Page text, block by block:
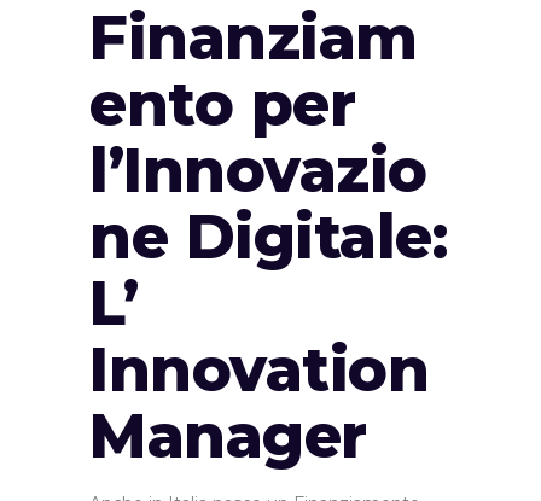
Finanziam
ento per
l’Innovazio
ne Digitale:
L’
Innovation
Manager